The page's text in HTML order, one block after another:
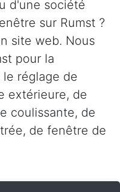
d'une société
sur Rumst ?
site web. Nous
pour la
réglage de
extérieure, de
coulissante, de
de fenêtre de